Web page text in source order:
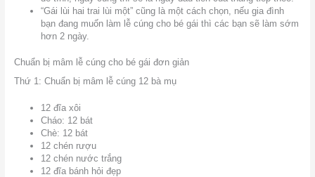
“Gái lùi hai trai lùi một” cũng là một cách chọn, nếu gia đình
bạn đang muốn làm lễ cúng cho bé gái thì các bạn sẽ làm sớm
hơn 2 ngày.
Chuẩn bị mâm lễ cúng cho bé gái đơn giản
Thứ 1: Chuẩn bị mâm lễ cúng 12 bà mụ
12 đĩa xôi
Cháo: 12 bát
Chè: 12 bát
12 chén rượu
12 chén nước trắng
12 đĩa bánh hỏi đẹp